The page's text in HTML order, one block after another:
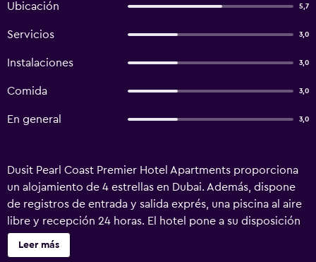
Ubicación 5,7
Servicios 3,0
Instalaciones 3,0
Comida 3,0
En general 3,0
Dusit Pearl Coast Premier Hotel Apartments proporciona
un alojamiento de 4 estrellas en Dubai. Además, dispone
de registros de entrada y salida exprés, una piscina al aire
libre y recepción 24 horas. El hotel pone a su disposición
conserje, servicio de niñera y servicio de cambio de
divisas. Se ofrece un servicio de traslados al aeropuerto,
Leer más